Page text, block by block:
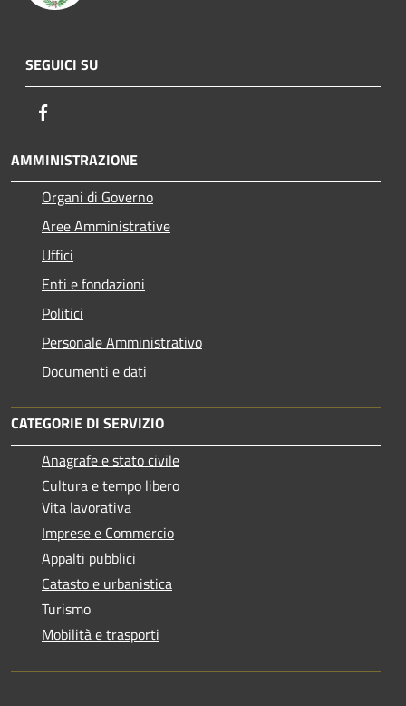
SEGUICI SU
AMMINISTRAZIONE
Organi di Governo
Aree Amministrative
Uffici
Enti e fondazioni
Politici
Personale Amministrativo
Documenti e dati
CATEGORIE DI SERVIZIO
Anagrafe e stato civile
Cultura e tempo libero
Vita lavorativa
Imprese e Commercio
Appalti pubblici
Catasto e urbanistica
Turismo
Mobilità e trasporti